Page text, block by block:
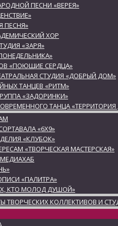
ПЕСНИ «ВЕРЕЯ»
ПЕСНЯ»
ХОР
«ЗАРЯ»
«ПОЮЩИЕ СЕРДЦА»
СТУДИЯ «ДОБРЫЙ ДОМ»
ТАНЦЕВ «РИТМ»
«ЗАДОРИНКИ»
ТАНЦА
«6Х9»
«КЛУБОК»
«ТВОРЧЕСКАЯ МАСТЕРСКАЯ»
«ПАЛИТРА»
КТО МОЛОД ДУШОЙ»
ТВОРЧЕСКИХ КОЛЛЕКТИВОВ И